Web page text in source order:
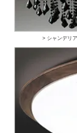
> シャンデリア